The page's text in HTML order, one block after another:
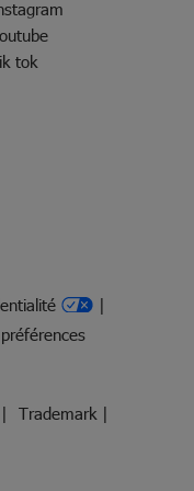
tok
Trademark